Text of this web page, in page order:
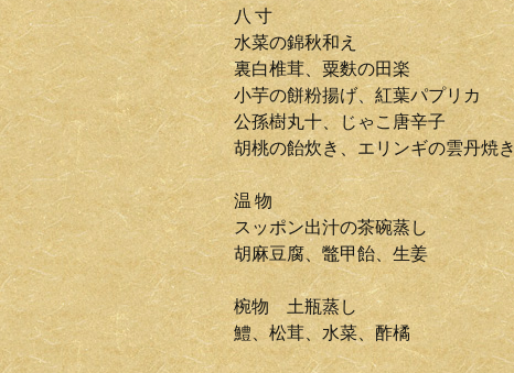
八 寸
水菜の錦秋和え
裏白椎茸、粟麩の田楽
小芋の餅粉揚げ、紅葉パプリカ
公孫樹丸十、じゃこ唐辛子
胡桃の飴炊き、エリンギの雲丹焼き
温 物
スッポン出汁の茶碗蒸し
胡麻豆腐、鼈甲飴、生姜
椀物 土瓶蒸し
鱧、松茸、水菜、酢橘